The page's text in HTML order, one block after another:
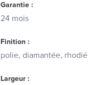
Garantie :
24 mois
Finition :
polie, diamantée, rhodié
Largeur :